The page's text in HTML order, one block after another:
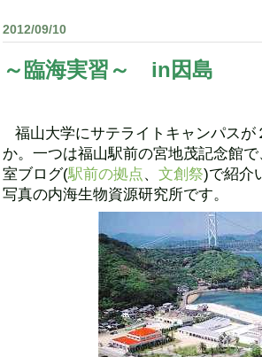
2012/09/10
～臨海実習～ in因島
福山大学にサテライトキャンパス
か。一つは福山駅前の宮地茂記念館
室ブログ(駅前の拠点、 文創祭)で紹介
写真の内海生物資源研究所です。